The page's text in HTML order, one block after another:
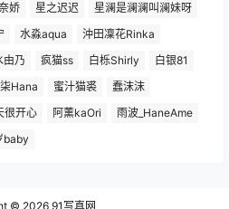
娇 星之迟迟
星澜是澜澜叫澜妹呀
水淼aqua
沖田凜花Rinka
由乃 疯猫ss 白栎Shirly
白银81
Hana 蜜汁猫裘
蠢沫沫
很开心 阿薰kaOri
雨波_HaneAme
baby
© 202691写真网